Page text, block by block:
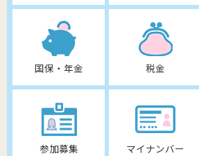
国保・年金 税金
参加募集 マイナンバー